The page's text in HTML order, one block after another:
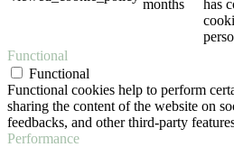
months
has
Functional
Functional
Functional cookies help to perform
sharing the content of the website on
feedbacks, and other third-party
Performance